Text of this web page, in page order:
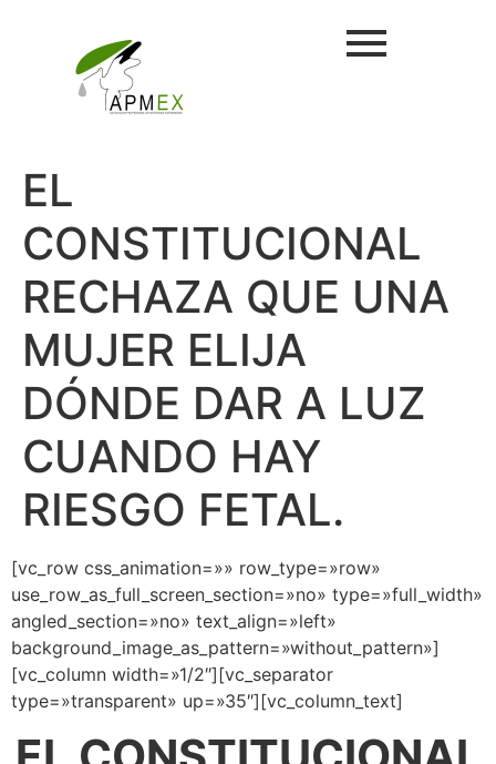
EL
CONSTITUCIONAL
RECHAZA QUE UNA
MUJER ELIJA
DÓNDE DAR A LUZ
CUANDO HAY
RIESGO FETAL.
[vc_row css_animation=»» row_type=»row»
use_row_as_full_screen_section=»no» type=»full_width»
angled_section=»no» text_align=»left»
background_image_as_pattern=»without_pattern»]
[vc_column width=»1/2″][vc_separator
type=»transparent» up=»35″][vc_column_text]